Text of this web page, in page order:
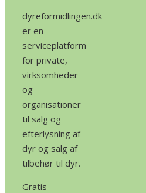
dyreformidlingen.dk
er en
serviceplatform
for private,
virksomheder
og
organisationer
til salg og
efterlysning af
dyr og salg af
tilbehør til dyr.
Gratis